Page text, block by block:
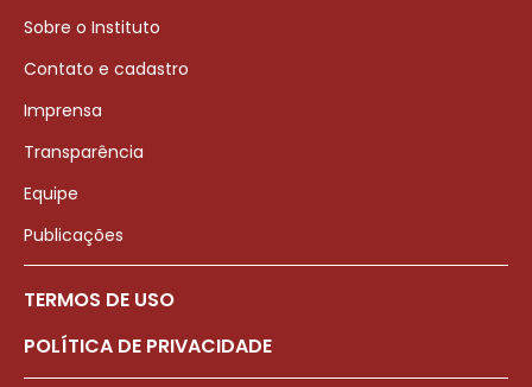
Sobre o Instituto
Contato e cadastro
Imprensa
Transparência
Equipe
Publicações
TERMOS DE USO
POLÍTICA DE PRIVACIDADE